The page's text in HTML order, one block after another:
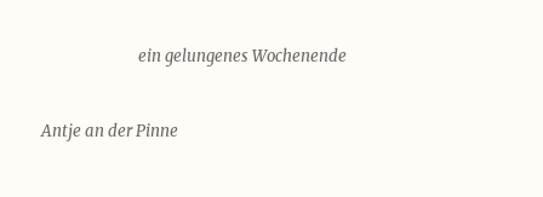
ein gelungenes Wochenende
Antje an der Pinne